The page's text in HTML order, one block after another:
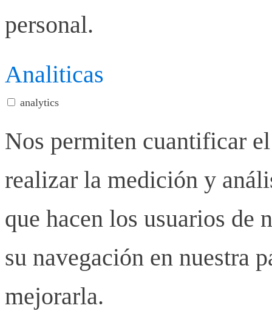
personal.
Analiticas
analytics
Nos permiten cuantificar
realizar la medición y
que hacen los usuarios de
su navegación en nuestra
mejorarla.